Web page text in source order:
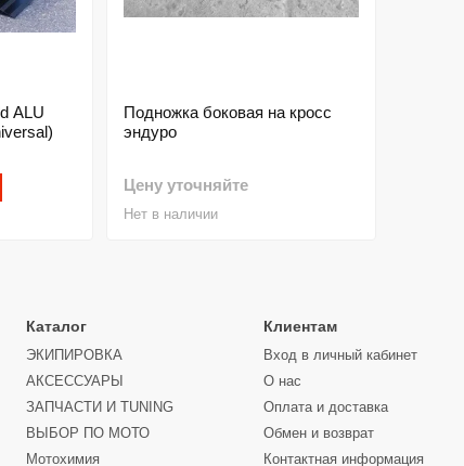
ALU
Подножка боковая на кросс
эндуро
Цену уточняйте
Нет в наличии
Каталог
ЭКИПИРОВКА
АКСЕССУАРЫ
ЗАПЧАСТИ И ТUNING
ВЫБОР ПО МОТО
Мотохимия
Клиентам
Вход в личный кабинет
О нас
Оплата и доставка
Обмен и возврат
Контактная информация